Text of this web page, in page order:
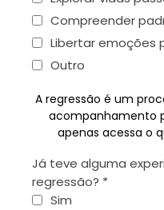
Compreender
Libertar emoções
Outro
A regressão é um
acompanhamento
apenas acessa o
Já teve alguma
regressão? *
Sim